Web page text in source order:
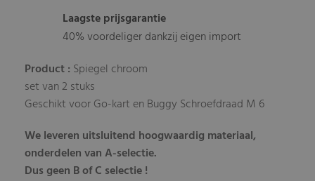
Laagste prijsgarantie
40% voordeliger dankzij eigen import
Product : Spiegel chroom
set van 2 stuks
Geschikt voor Go-kart en Buggy Schroefdraad M 6
We leveren uitsluitend hoogwaardig materiaal,
onderdelen van A-selectie.
Dus geen B of C selectie !